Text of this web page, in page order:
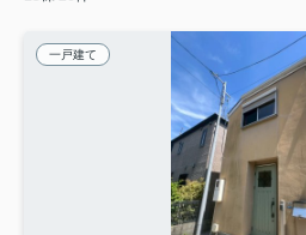
一戸建て